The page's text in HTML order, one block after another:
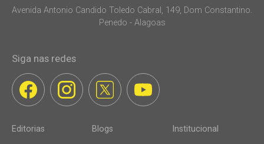
Avenida Antonio Candido Toledo Cabral, 149, Dom Constantino.
Penedo - Alagoas
Siga nas redes
Editorias Blogs Institucional